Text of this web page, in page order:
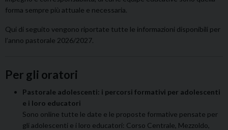
forma sempre più attuale e necessaria.
Qui di seguito vengono riportate tutte le informazioni disponibili per
l’anno pastorale 2026/2027.
Per gli oratori
Pastorale adolescenti: i percorsi formativi per adolescenti
e i loro educatori
Sono online tutte le date e le proposte formative pensate per
gli adolescenti e i loro educatori: Corso Centrale, Mezzoldo,